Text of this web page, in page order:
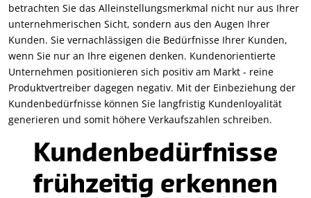
betrachten Sie das Alleinstellungsmerkmal nicht nur aus Ihrer
unternehmerischen Sicht, sondern aus den Augen Ihrer
Kunden. Sie vernachlässigen die Bedürfnisse Ihrer Kunden,
wenn Sie nur an Ihre eigenen denken. Kundenorientierte
Unternehmen positionieren sich positiv am Markt - reine
Produktvertreiber dagegen negativ. Mit der Einbeziehung der
Kundenbedürfnisse können Sie langfristig Kundenloyalität
generieren und somit höhere Verkaufszahlen schreiben.
Kundenbedürfnisse
frühzeitig erkennen